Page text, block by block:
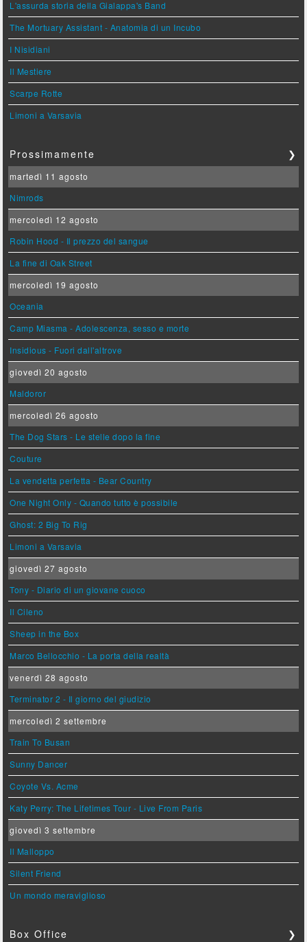
L'assurda storia della Gialappa's Band
The Mortuary Assistant - Anatomia di un Incubo
I Nisidiani
Il Mestiere
Scarpe Rotte
Limoni a Varsavia
Prossimamente ❯
martedì 11 agosto
Nimrods
mercoledì 12 agosto
Robin Hood - Il prezzo del sangue
La fine di Oak Street
mercoledì 19 agosto
Oceania
Camp Miasma - Adolescenza, sesso e morte
Insidious - Fuori dall'altrove
giovedì 20 agosto
Maldoror
mercoledì 26 agosto
The Dog Stars - Le stelle dopo la fine
Couture
La vendetta perfetta - Bear Country
One Night Only - Quando tutto è possibile
Ghost: 2 Big To Rig
Limoni a Varsavia
giovedì 27 agosto
Tony - Diario di un giovane cuoco
Il Cileno
Sheep in the Box
Marco Bellocchio - La porta della realtà
venerdì 28 agosto
Terminator 2 - Il giorno del giudizio
mercoledì 2 settembre
Train To Busan
Sunny Dancer
Coyote Vs. Acme
Katy Perry: The Lifetimes Tour - Live From Paris
giovedì 3 settembre
Il Malloppo
Silent Friend
Un mondo meraviglioso
Box Office ❯